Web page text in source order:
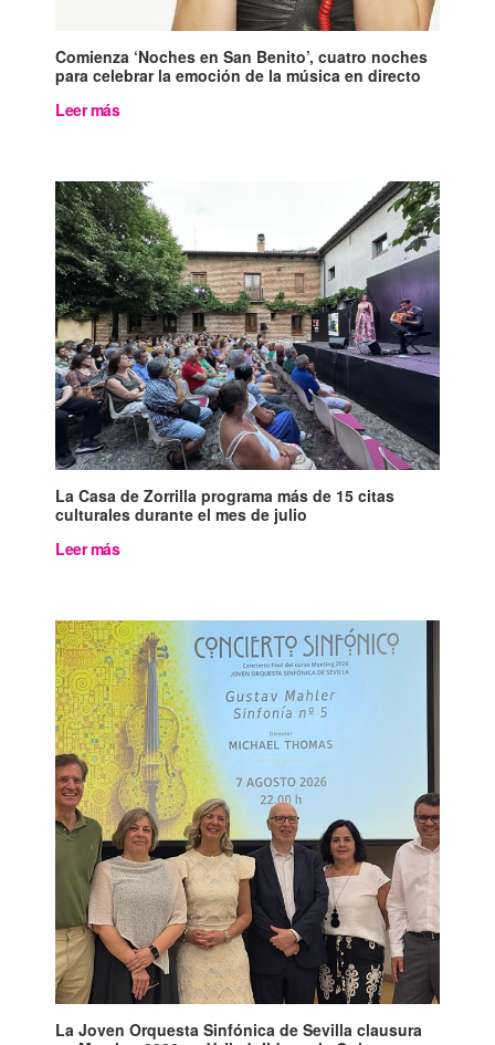
Comienza ‘Noches en San Benito’, cuatro noches
para celebrar la emoción de la música en directo
Leer más
La Casa de Zorrilla programa más de 15 citas
culturales durante el mes de julio
Leer más
La Joven Orquesta Sinfónica de Sevilla clausura